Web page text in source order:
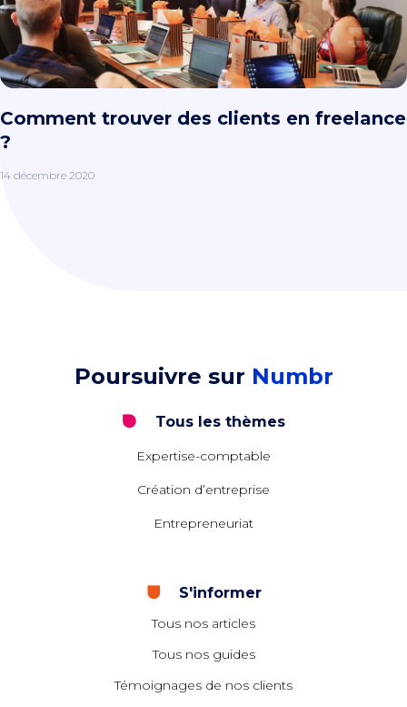
Comment trouver des clients en freelance
?
14 décembre 2020
Poursuivre sur Numbr
Tous les thèmes
Expertise-comptable
Création d’entreprise
Entrepreneuriat
S'informer
Tous nos articles
Tous nos guides
Témoignages de nos clients